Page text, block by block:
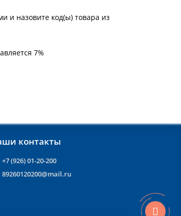
и назовите код(ы) товара из
7%
контакты
+7 (926) 01-20-200
89260120200@mail.ru